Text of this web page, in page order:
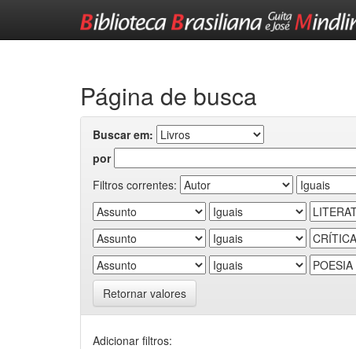
Página de busca
Buscar em:
por
Filtros correntes:
Retornar valores
Adicionar filtros: